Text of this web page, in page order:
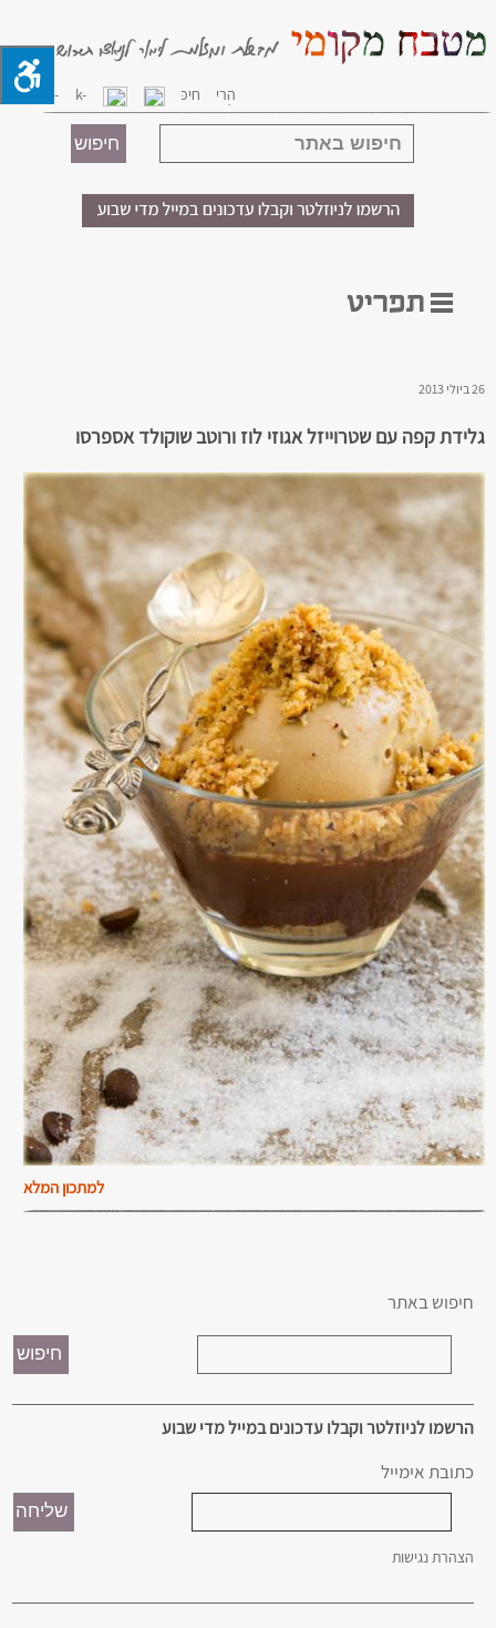
26 ביולי 2013
גלידת קפה עם שטרוייזל אגוזי לוז ורוטב שוקולד אספרסו
למתכון המלא
חיפוש באתר
הרשמו לניוזלטר וקבלו עדכונים במייל מדי שבוע
כתובת אימייל
הצהרת נגישות